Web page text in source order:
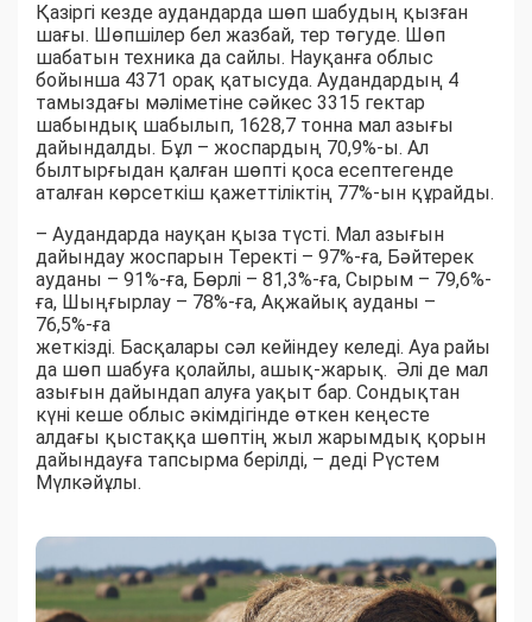
Қазіргі кезде аудандарда шөп шабудың қызған
шағы. Шөпшілер бел жазбай, тер төгуде. Шөп
шабатын техника да сайлы. Науқанға облыс
бойынша 4371 орақ қатысуда. Аудандардың 4
тамыздағы мәліметіне сәйкес 3315 гектар
шабындық шабылып, 1628,7 тонна мал азығы
дайындалды. Бұл – жоспардың 70,9%-ы. Ал
былтырғыдан қалған шөпті қоса есептегенде
аталған көрсеткіш қажеттіліктің 77%-ын құрайды.
– Аудандарда науқан қыза түсті. Мал азығын
дайындау жоспарын Теректі – 97%-ға, Бәйтерек
ауданы – 91%-ға, Бөрлі – 81,3%-ға, Сырым – 79,6%-
ға, Шыңғырлау – 78%-ға, Ақжайық ауданы –
76,5%-ға
жеткізді. Басқалары сәл кейіндеу келеді. Ауа райы
да шөп шабуға қолайлы, ашық-жарық. Әлі де мал
азығын дайындап алуға уақыт бар. Сондықтан
күні кеше облыс әкімдігінде өткен кеңесте
алдағы қыстаққа шөптің жыл жарымдық қорын
дайындауға тапсырма берілді, – деді Рүстем
Мүлкәйұлы.